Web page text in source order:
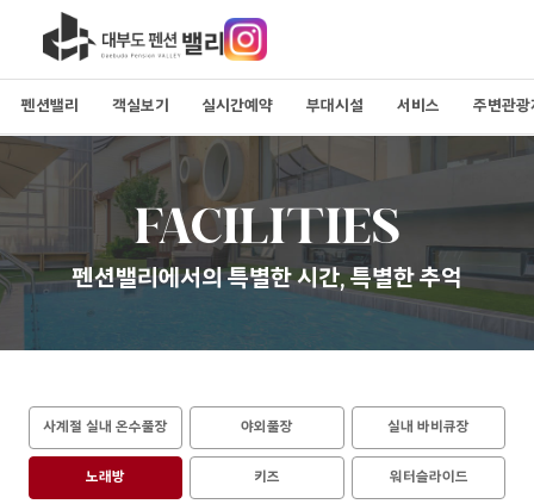
펜션밸리 객실보기 실시간예약 부대시설 서비스 주변관광
FACILITIES
펜션밸리에서의 특별한 시간, 특별한 추억
사계절 실내 온수풀장 야외풀장 실내 바비큐장
노래방 키즈 워터슬라이드